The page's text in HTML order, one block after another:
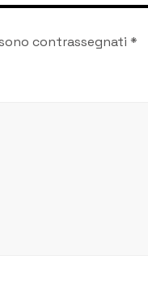
contrassegnati *